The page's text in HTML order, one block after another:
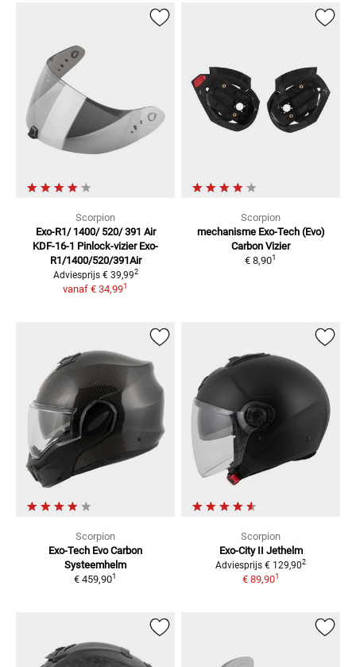
Scorpion
Exo-R1/ 1400/ 520/ 391 Air
KDF-16-1 Pinlock-vizier Exo-
R1/1400/520/391Air
Adviesprijs € 39,992
vanaf € 34,991
Scorpion
mechanisme Exo-Tech (Evo)
Carbon Vizier
€ 8,901
Scorpion
Exo-Tech Evo Carbon
Systeemhelm
€ 459,901
Scorpion
Exo-City II Jethelm
Adviesprijs € 129,902
€ 89,901